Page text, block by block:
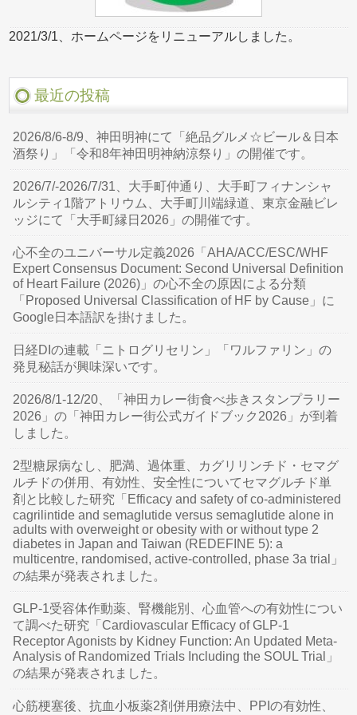
2021/3/1、ホームページをリニューアルしました。
最近の投稿
2026/8/6-8/9、神田明神にて「絶品グルメ☆ビール＆日本
酒祭り」「令和8年神田明神納涼祭り」の開催です。
2026/7/-2026/7/31、大手町仲通り、大手町フィナンシャ
ルシティ1階アトリウム、大手町川端緑道、東京金融ビレ
ッジにて「大手町縁日2026」の開催です。
心不全のユニバーサル定義2026「AHA/ACC/ESC/WHF
Expert Consensus Document: Second Universal Definition
of Heart Failure (2026)」の心不全の原因による分類
「Proposed Universal Classification of HF by Cause」に
Google日本語訳を掛けました。
日経DIの連載「ニトログリセリン」「ワルファリン」の
発見秘話が興味深いです。
2026/8/1-12/20、「神田カレー街食べ歩きスタンプラリー
2026」の「神田カレー街公式ガイドブック2026」が到着
しました。
2型糖尿病なし、肥満、過体重、カグリリンチド・セマグ
ルチドの併用、有効性、安全性についてセマグルチド単
剤と比較した研究「Efficacy and safety of co-administered
cagrilintide and semaglutide versus semaglutide alone in
adults with overweight or obesity with or without type 2
diabetes in Japan and Taiwan (REDEFINE 5): a
multicentre, randomised, active-controlled, phase 3a trial」
の結果が発表されました。
GLP-1受容体作動薬、腎機能別、心血管への有効性につい
て調べた研究「Cardiovascular Efficacy of GLP-1
Receptor Agonists by Kidney Function: An Updated Meta-
Analysis of Randomized Trials Including the SOUL Trial」
の結果が発表されました。
心筋梗塞後、抗血小板薬2剤併用療法中、PPIの有効性、